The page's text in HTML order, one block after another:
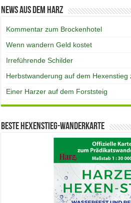
News aus dem Harz
Kommentar zum Brockenhotel
Wenn wandern Geld kostet
Irreführende Schilder
Herbstwanderung auf dem Hexenstieg
Einer Harzer auf dem Forststeig
Beste Hexenstieg-Wanderkarte